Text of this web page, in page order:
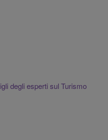
degli esperti sul Turismo